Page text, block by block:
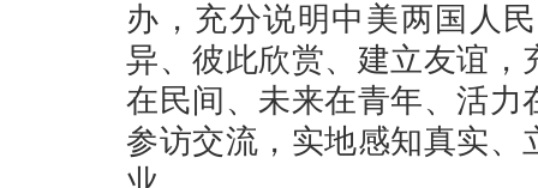
办，充分说明中美两国人
异、彼此欣赏、建立友谊
在民间、未来在青年、活
参访交流，实地感知真实